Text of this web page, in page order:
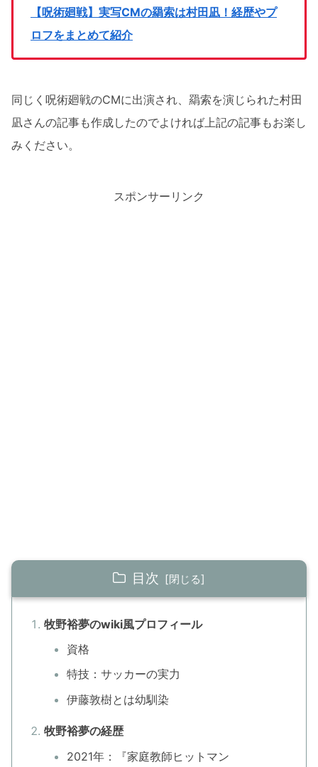
【呪術廻戦】実写CMの羂索は村田凪！経歴やプ
ロフをまとめて紹介
同じく呪術廻戦のCMに出演され、羂索を演じられた村田
凪さんの記事も作成したのでよければ上記の記事もお楽し
みください。
スポンサーリンク
目次
牧野裕夢のwiki風プロフィール
資格
特技：サッカーの実力
伊藤敦樹とは幼馴染
牧野裕夢の経歴
2021年：『家庭教師ヒットマン